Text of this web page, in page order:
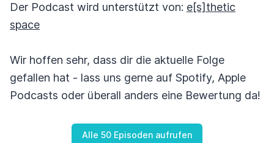
Der Podcast wird unterstützt von: e[s]thetic
space
Wir hoffen sehr, dass dir die aktuelle Folge
gefallen hat - lass uns gerne auf Spotify, Apple
Podcasts oder überall anders eine Bewertung da!
Alle 50 Episoden aufrufen